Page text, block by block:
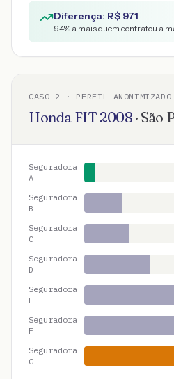
Diferença: R$ 971
94% a mais quem contratou a
CASO 2 · PERFIL ANONIMIZADO
Honda FIT 2008 · São
Seguradora
A
Seguradora
B
Seguradora
C
Seguradora
D
Seguradora
E
Seguradora
F
Seguradora
G